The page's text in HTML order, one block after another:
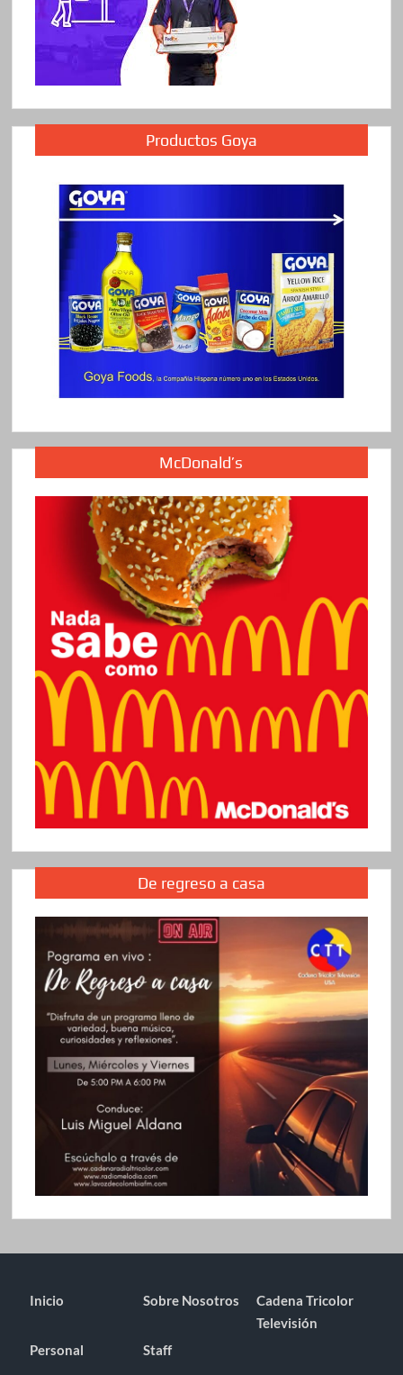
Productos Goya
McDonald’s
De regreso a casa
Inicio Sobre Nosotros
Cadena Tricolor
Televisión
Personal
Staff